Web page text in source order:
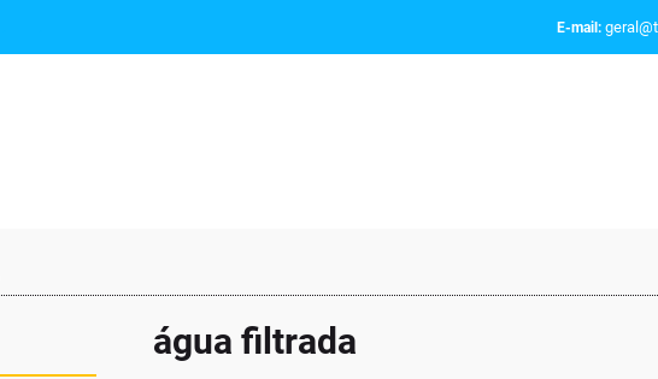
E-mail:
água filtrada